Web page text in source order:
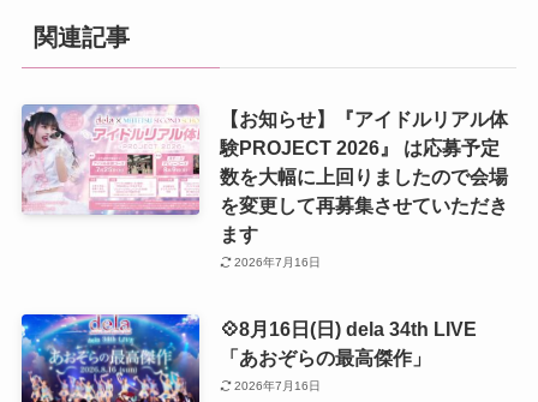
関連記事
【お知らせ】『アイドルリアル体
験PROJECT 2026』 は応募予定
数を大幅に上回りましたので会場
を変更して再募集させていただき
ます
2026年7月16日
💠8月16日(日) dela 34th LIVE
「あおぞらの最高傑作」
2026年7月16日